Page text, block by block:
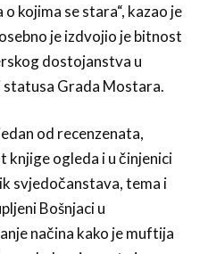
kojima se stara“, kazao je
je izdvojio je bitnost
dostojanstva u
Grada Mostara.
od recenzenata,
knjige ogleda i u činjenici
svjedočanstava, tema i
Bošnjaci u
načina kako je muftija